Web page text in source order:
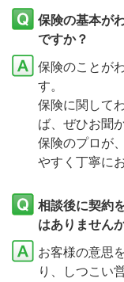
保険の基本が
ですか？
保険のことが
す。
保険に関して
ば、ぜひお聞
保険のプロが
やすく丁寧に
相談後に契約
はありません
お客様の意思
り、しつこい